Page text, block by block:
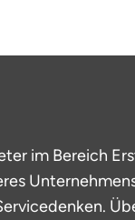
im Bereich